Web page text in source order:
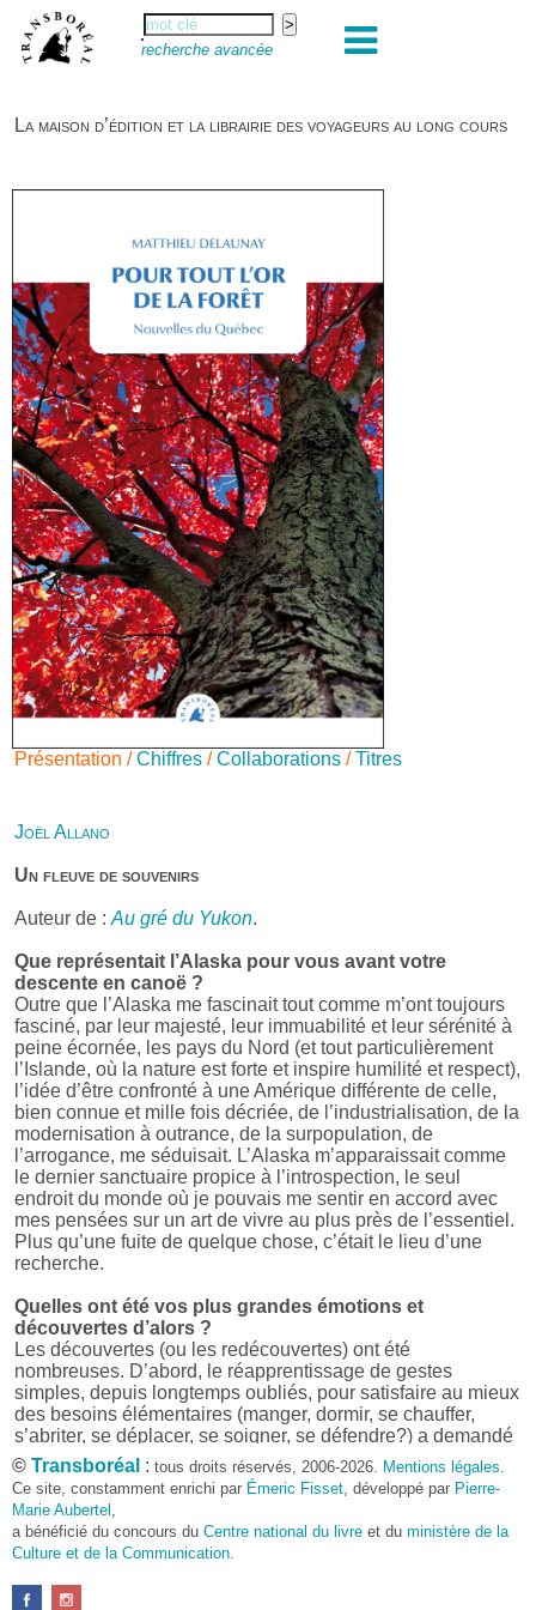
recherche avancée
La maison d’édition et la librairie des voyageurs au long cours
Présentation /Chiffres /Collaborations /Titres
Joël Allano
Un fleuve de souvenirs
Auteur de : Au gré du Yukon.
Que représentait l’Alaska pour vous avant votre
descente en canoë ?
Outre que l’Alaska me fascinait tout comme m’ont toujours
fasciné, par leur majesté, leur immuabilité et leur sérénité à
peine écornée, les pays du Nord (et tout particulièrement
l’Islande, où la nature est forte et inspire humilité et respect),
l’idée d’être confronté à une Amérique différente de celle,
bien connue et mille fois décriée, de l’industrialisation, de la
modernisation à outrance, de la surpopulation, de
l’arrogance, me séduisait. L’Alaska m’apparaissait comme
le dernier sanctuaire propice à l’introspection, le seul
endroit du monde où je pouvais me sentir en accord avec
mes pensées sur un art de vivre au plus près de l’essentiel.
Plus qu’une fuite de quelque chose, c’était le lieu d’une
recherche.
Quelles ont été vos plus grandes émotions et
découvertes d’alors ?
Les découvertes (ou les redécouvertes) ont été
nombreuses. D’abord, le réapprentissage de gestes
simples, depuis longtemps oubliés, pour satisfaire au mieux
des besoins élémentaires (manger, dormir, se chauffer,
s’abriter, se déplacer, se soigner, se défendre?) a demandé
beaucoup d’énergie et, parfois, d’ingéniosité car rien n’était
donné facilement. Cela a réclamé quelques talents
d’organisation et une façon inhabituelle de penser et d’agir.
Et puis, il y a eu, bien sûr, la découverte d’un monde parfois
bienveillant, parfois hostile, aux repères changeants,
absents ou fuyants, mais qui toujours forçait le respect et
imposait ses conditions.
© Transboréal : tous droits réservés, 2006-2026. Mentions légales
Ce site, constamment enrichi par Émeric Fisset , développé par Pierre-
Marie Aubertel
a bénéficié du concours du Centre national du livre et du ministère de la
Culture et de la Communication